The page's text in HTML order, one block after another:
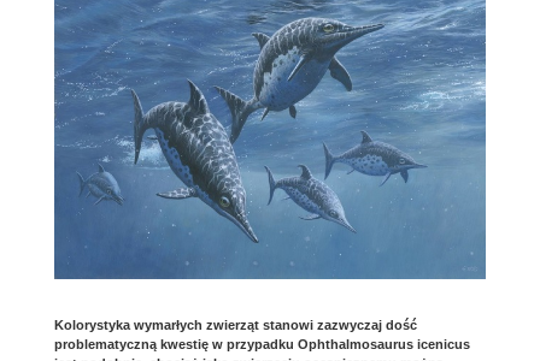
Kolorystyka wymarłych zwierząt stanowi zazwyczaj dość
problematyczną kwestię w przypadku Ophthalmosaurus icenicus